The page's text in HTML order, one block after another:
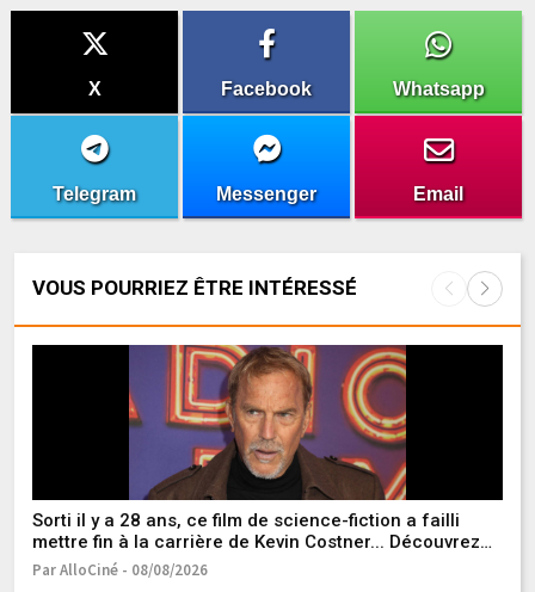
X Facebook Whatsapp
Telegram Messenger Email
VOUS POURRIEZ ÊTRE INTÉRESSÉ
Sorti il y a 28 ans, ce film de science-fiction a failli
mettre fin à la carrière de Kevin Costner... Découvrez
son pire échec au box-office !
Par AlloCiné - 08/08/2026